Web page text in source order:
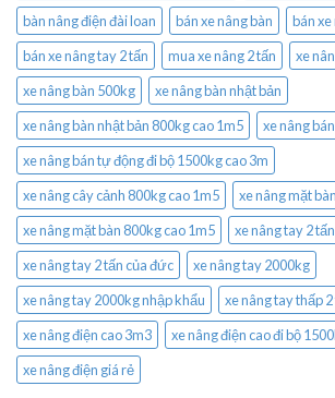
bàn nâng điện đài loan
bán xe nâng bàn
bán
bán xe nâng tay 2 tấn
mua xe nâng 2 tấn
xe
xe nâng bàn 500kg
xe nâng bàn nhật bản
xe nâng bàn nhật bản 800kg cao 1m5
xe nâng
xe nâng bán tự động đi bộ 1500kg cao 3m
xe nâng cây cảnh 800kg cao 1m5
xe nâng mặt
xe nâng mặt bàn 800kg cao 1m5
xe nâng tay 2 tấn
xe nâng tay 2 tấn của đức
xe nâng tay 2000kg
xe nâng tay 2000kg nhập khẩu
xe nâng tay thấp
xe nâng điện cao 3m3
xe nâng điện cao đi bộ
xe nâng điện giá rẻ